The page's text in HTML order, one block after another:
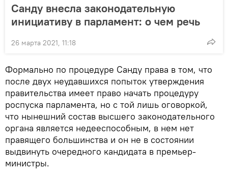
Санду внесла законодательную
инициативу в парламент: о чем речь
26 марта 2021, 11:18
Формально по процедуре Санду права в том, что
после двух неудавшихся попыток утверждения
правительства имеет право начать процедуру
роспуска парламента, но с той лишь оговоркой,
что нынешний состав высшего законодательного
органа является недееспособным, в нем нет
правящего большинства и он не в состоянии
выдвинуть очередного кандидата в премьер-
министры.